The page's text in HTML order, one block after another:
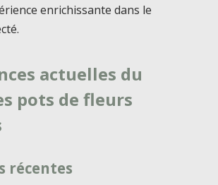
enrichissante dans le
actuelles du
pots de fleurs
récentes